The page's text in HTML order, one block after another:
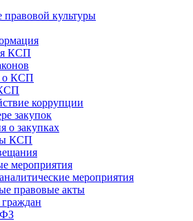
культуры
КСП
о КСП
коррупции
закупок
о закупках
КСП
мероприятия
мероприятия
правовые акты